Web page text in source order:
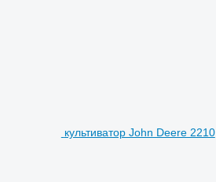
культиватор John Deere 2210